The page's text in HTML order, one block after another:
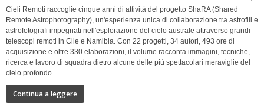
Cieli Remoti raccoglie cinque anni di attività del progetto ShaRA (Shared
Remote Astrophotography), un'esperienza unica di collaborazione tra astrofili e
astrofotografi impegnati nell'esplorazione del cielo australe attraverso grandi
telescopi remoti in Cile e Namibia. Con 22 progetti, 34 autori, 493 ore di
acquisizione e oltre 330 elaborazioni, il volume racconta immagini, tecniche,
ricerca e lavoro di squadra dietro alcune delle più spettacolari meraviglie del
cielo profondo.
Continua a leggere